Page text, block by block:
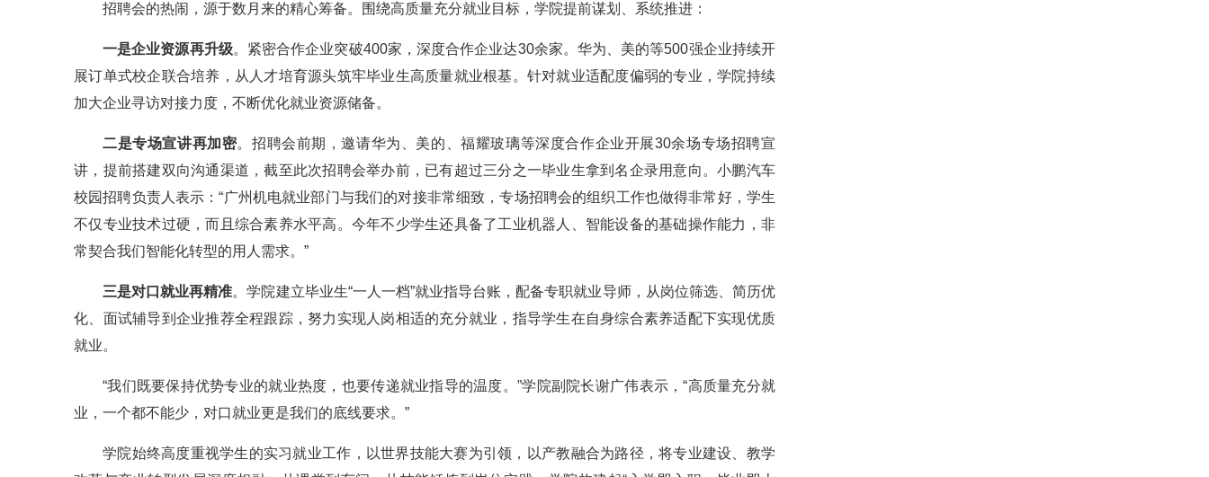
招聘会的热闹，源于数月来的精心筹备。围绕高质量充分就业目标，学院提前谋划、系统推进：
一是企业资源再升级。紧密合作企业突破400家，深度合作企业达30余家。华为、美的等500强企业持续开
展订单式校企联合培养，从人才培育源头筑牢毕业生高质量就业根基。针对就业适配度偏弱的专业，学院持续
加大企业寻访对接力度，不断优化就业资源储备。
二是专场宣讲再加密。招聘会前期，邀请华为、美的、福耀玻璃等深度合作企业开展30余场专场招聘宣
讲，提前搭建双向沟通渠道，截至此次招聘会举办前，已有超过三分之一毕业生拿到名企录用意向。小鹏汽车
校园招聘负责人表示：“广州机电就业部门与我们的对接非常细致，专场招聘会的组织工作也做得非常好，学生
不仅专业技术过硬，而且综合素养水平高。今年不少学生还具备了工业机器人、智能设备的基础操作能力，非
常契合我们智能化转型的用人需求。”
三是对口就业再精准。学院建立毕业生“一人一档”就业指导台账，配备专职就业导师，从岗位筛选、简历优
化、面试辅导到企业推荐全程跟踪，努力实现人岗相适的充分就业，指导学生在自身综合素养适配下实现优质
就业。
“我们既要保持优势专业的就业热度，也要传递就业指导的温度。”学院副院长谢广伟表示，“高质量充分就
业，一个都不能少，对口就业更是我们的底线要求。”
学院始终高度重视学生的实习就业工作，以世界技能大赛为引领，以产教融合为路径，将专业建设、教学